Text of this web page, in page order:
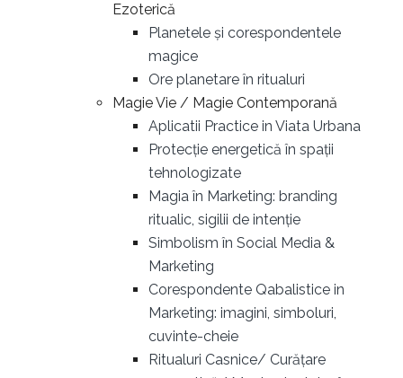
Ezoterică
Planetele și corespondentele
magice
Ore planetare în ritualuri
Magie Vie / Magie Contemporană
Aplicatii Practice in Viata Urbana
Protecție energetică în spații
tehnologizate
Magia în Marketing: branding
ritualic, sigilii de intenție
Simbolism în Social Media &
Marketing
Corespondente Qabalistice in
Marketing: imagini, simboluri,
cuvinte-cheie
Ritualuri Casnice/ Curățare